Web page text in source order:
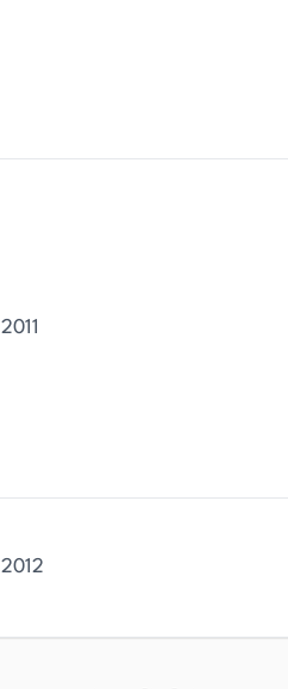
2011
2012